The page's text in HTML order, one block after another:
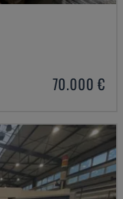
70.000 €